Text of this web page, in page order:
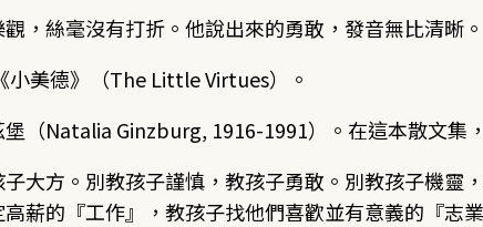
，絲毫沒有打折。他說出來的勇敢，發音無比清晰。
小美德》（The Little Virtues）。
（Natalia Ginzburg, 1916-1991）。在這本散文集
大方。別教孩子謹慎，教孩子勇敢。別教孩子機
薪的『工作』，教孩子找他們喜歡並有意義的『志業